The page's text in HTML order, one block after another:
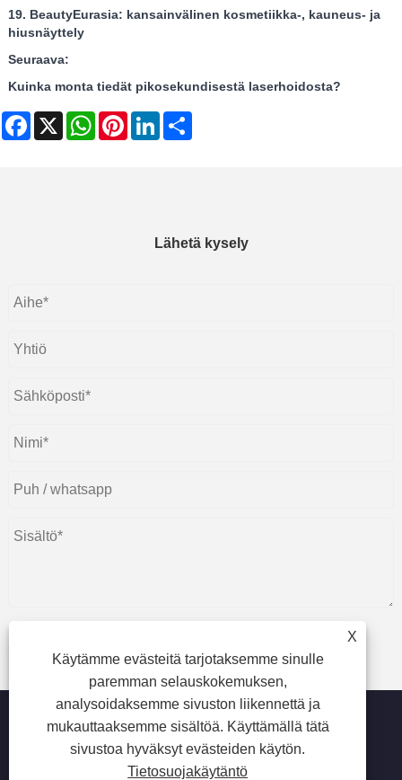
19. BeautyEurasia: kansainvälinen kosmetiikka-, kauneus- ja
hiusnäyttely
Seuraava:
Kuinka monta tiedät pikosekundisestä laserhoidosta?
Facebook
X WhatsAppPinterestLinkedIn
Lähetä kysely
Lähetä
X
Käytämme evästeitä tarjotaksemme sinulle
paremman selauskokemuksen,
analysoidaksemme sivuston liikennettä ja
mukauttaaksemme sisältöä. Käyttämällä tätä
sivustoa hyväksyt evästeiden käytön.
Tietosuojakäytäntö
Copyright © 2023 Beijing Oriental Wison Technology